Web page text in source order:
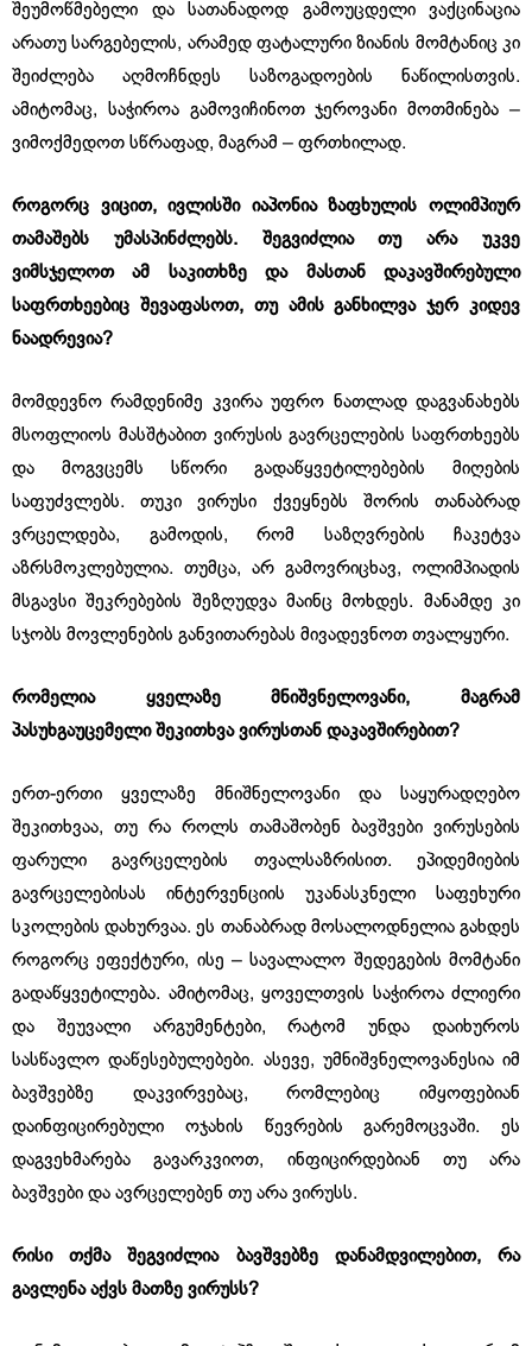
შეუმოწმებელი და სათანადოდ გამოუცდელი ვაქცინაცია
არათუ სარგებელის, არამედ ფატალური ზიანის მომტანიც კი
შეიძლება აღმოჩნდეს საზოგადოების ნაწილისთვის.
ამიტომაც, საჭიროა გამოვიჩინოთ ჯეროვანი მოთმინება –
ვიმოქმედოთ სწრაფად, მაგრამ – ფრთხილად.
როგორც ვიცით, ივლისში იაპონია ზაფხულის ოლიმპიურ
თამაშებს უმასპინძლებს. შეგვიძლია თუ არა უკვე
ვიმსჯელოთ ამ საკითხზე და მასთან დაკავშირებული
საფრთხეებიც შევაფასოთ, თუ ამის განხილვა ჯერ კიდევ
ნაადრევია?
მომდევნო რამდენიმე კვირა უფრო ნათლად დაგვანახებს
მსოფლიოს მასშტაბით ვირუსის გავრცელების საფრთხეებს
და მოგვცემს სწორი გადაწყვეტილებების მიღების
საფუძვლებს. თუკი ვირუსი ქვეყნებს შორის თანაბრად
ვრცელდება, გამოდის, რომ საზღვრების ჩაკეტვა
აზრსმოკლებულია. თუმცა, არ გამოვრიცხავ, ოლიმპიადის
მსგავსი შეკრებების შეზღუდვა მაინც მოხდეს. მანამდე კი
სჯობს მოვლენების განვითარებას მივადევნოთ თვალყური.
რომელია ყველაზე მნიშვნელოვანი, მაგრამ
პასუხგაუცემელი შეკითხვა ვირუსთან დაკავშირებით?
ერთ-ერთი ყველაზე მნიშნელოვანი და საყურადღებო
შეკითხვაა, თუ რა როლს თამაშობენ ბავშვები ვირუსების
ფარული გავრცელების თვალსაზრისით. ეპიდემიების
გავრცელებისას ინტერვენციის უკანასკნელი საფეხური
სკოლების დახურვაა. ეს თანაბრად მოსალოდნელია გახდეს
როგორც ეფექტური, ისე – სავალალო შედეგების მომტანი
გადაწყვეტილება. ამიტომაც, ყოველთვის საჭიროა ძლიერი
და შეუვალი არგუმენტები, რატომ უნდა დაიხუროს
სასწავლო დაწესებულებები. ასევე, უმნიშვნელოვანესია იმ
ბავშვებზე დაკვირვებაც, რომლებიც იმყოფებიან
დაინფიცირებული ოჯახის წევრების გარემოცვაში. ეს
დაგვეხმარება გავარკვიოთ, ინფიცირდებიან თუ არა
ბავშვები და ავრცელებენ თუ არა ვირუსს.
რისი თქმა შეგვიძლია ბავშვებზე დანამდვილებით, რა
გავლენა აქვს მათზე ვირუსს?